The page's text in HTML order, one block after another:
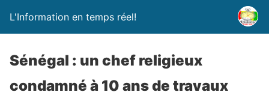
L'Information en temps réel!
Sénégal : un chef religieux
condamné à 10 ans de travaux